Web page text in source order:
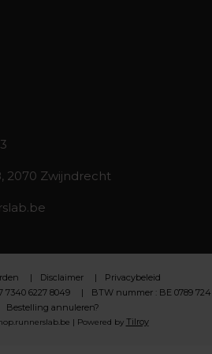
2070 Zwijndrecht
Disclaimer
Privacybeleid
6227 8049
BTW nummer : BE 0789 724
Bestelling annuleren?
| Powered by Tilroy